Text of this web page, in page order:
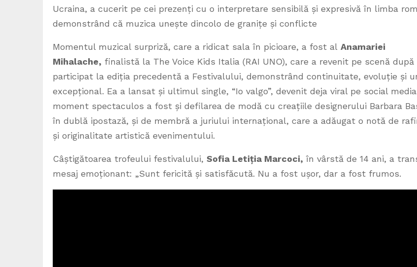
Ucraina, a cucerit pe cei prezenți cu o interpretare sensibilă și expresivă în limba
demonstrând că muzica unește dincolo de granițe și conflicte
Momentul muzical surpriză, care a ridicat sala în picioare, a fost al Anamariei
Mihalache, finalistă la The Voice Kids Italia (RAI UNO), care a revenit pe scenă după
participat la ediția precedentă a Festivalului, demonstrând continuitate, evoluție și
excepțional. Ea a lansat și ultimul single, “Io valgo”, devenit deja viral pe social
moment spectaculos a fost și defilarea de modă cu creațiile designerului Barbara
în dublă ipostază, și de membră a juriului internațional, care a adăugat o notă de
și originalitate artistică evenimentului.
Câștigătoarea trofeului festivalului, Sofia Letiția Marcoci, în vârstă de 14 ani, a
mesaj emoționant: „Sunt fericită și satisfăcută. Nu a fost ușor, dar a fost frumos.